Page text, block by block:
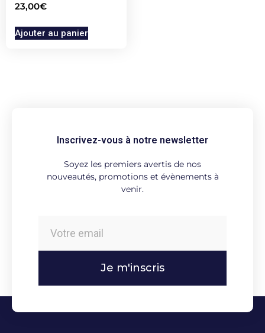
23,00€
Ajouter au panier
Inscrivez-vous à notre newsletter
Soyez les premiers avertis de nos
nouveautés, promotions et évènements à
venir.
Je m'inscris